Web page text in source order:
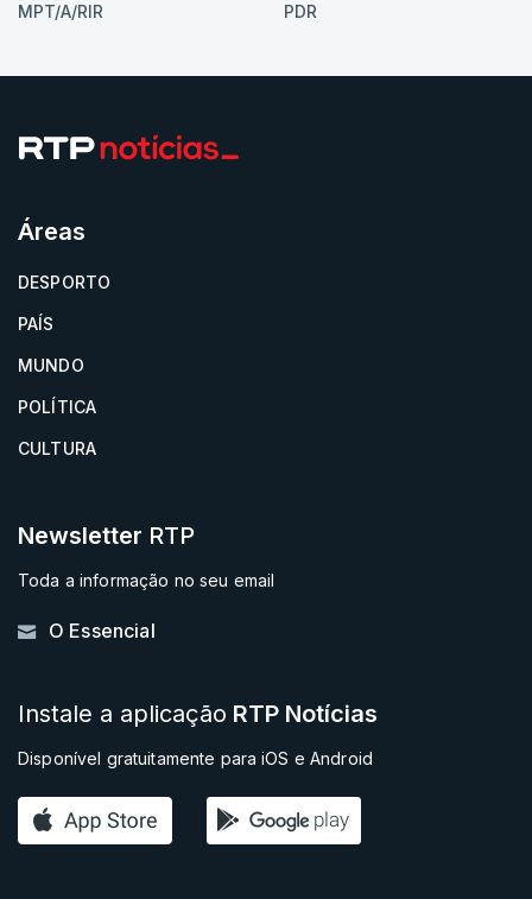
MPT/A/RIR PDR
Áreas
DESPORTO
PAÍS
MUNDO
POLÍTICA
CULTURA
Newsletter RTP
Toda a informação no seu email
O Essencial
Instale a aplicação RTP Notícias
Disponível gratuitamente para iOS e Android